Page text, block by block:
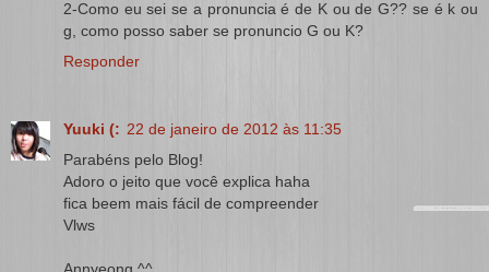
2-Como eu sei se a pronuncia é de K ou de G?? se é k ou
g, como posso saber se pronuncio G ou K?
Responder
Yuuki (: 22 de janeiro de 2012 às 11:35
Parabéns pelo Blog!
Adoro o jeito que você explica haha
fica beem mais fácil de compreender
Vlws
Annyeong ^^